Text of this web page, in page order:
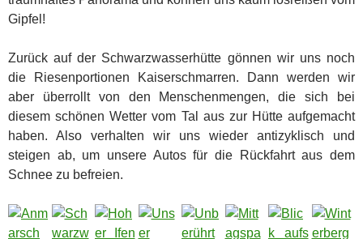
Gipfel!
Zurück auf der Schwarzwasserhütte gönnen wir uns noch
die Riesenportionen Kaiserschmarren. Dann werden wir
aber überrollt von den Menschenmengen, die sich bei
diesem schönen Wetter vom Tal aus zur Hütte aufgemacht
haben. Also verhalten wir uns wieder antizyklisch und
steigen ab, um unsere Autos für die Rückfahrt aus dem
Schnee zu befreien.